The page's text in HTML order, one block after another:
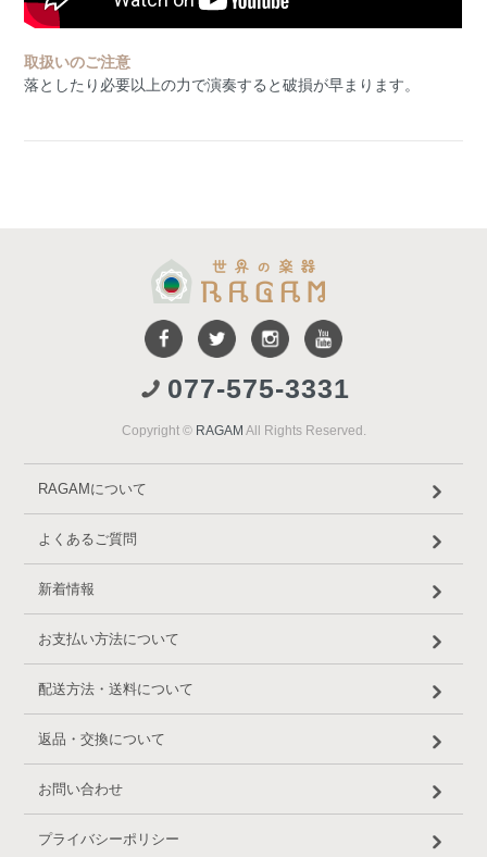
取扱いのご注意
落としたり必要以上の力で演奏すると破損が早まります。
077-575-3331
Copyright © RAGAM All Rights Reserved.
RAGAMについて
よくあるご質問
新着情報
お支払い方法について
配送方法・送料について
返品・交換について
お問い合わせ
プライバシーポリシー